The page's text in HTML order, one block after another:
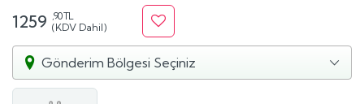
1259 ,90 TL
(KDV Dahil)
Gönderim Bölgesi Seçiniz